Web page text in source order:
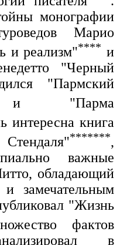
монографии
Марио
и реализм"**** и
"Черный
"Пармский
интересна книга
*******,
важные
обладающий
замечательным
"Жизнь
фактов
в